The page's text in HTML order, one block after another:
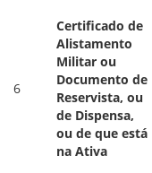
6
Certificado de
Alistamento
Militar ou
Documento de
Reservista, ou
de Dispensa,
ou de que está
na Ativa